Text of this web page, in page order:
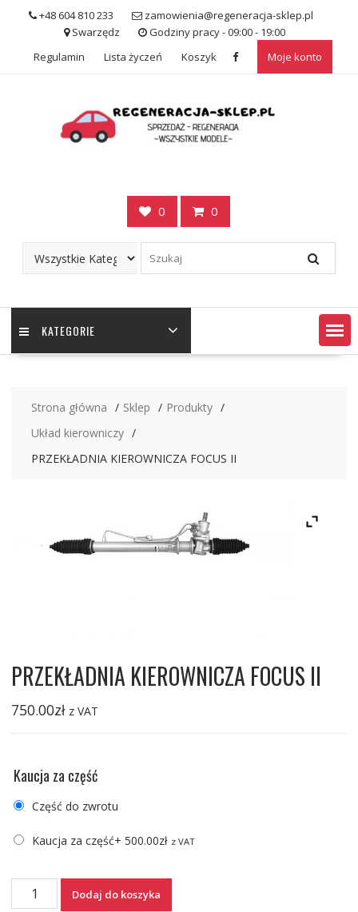
+48 604 810 233
zamowienia@regeneracja-sklep.pl
Swarzędz
Godziny pracy - 09:00 - 19:00
Regulamin
Lista życzeń Koszyk Moje konto
0 0
KATEGORIE
Strona główna Sklep
Produkty
Układ kierowniczy
PRZEKŁADNIA KIEROWNICZA FOCUS II
PRZEKŁADNIA KIEROWNICZA FOCUS II
750.00zł z VAT
Kaucja za część
Część do zwrotu
Kaucja za część+ 500.00zł z VAT
PRZEKŁADNIA
Dodaj do koszyka